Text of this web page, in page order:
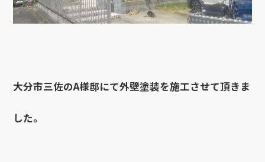
大分市三佐のA様邸にて外壁塗装を施工させて頂きま
した。